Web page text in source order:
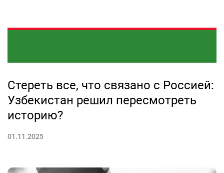
Стереть все, что связано с Россией:
Узбекистан решил пересмотреть
историю?
01.11.2025